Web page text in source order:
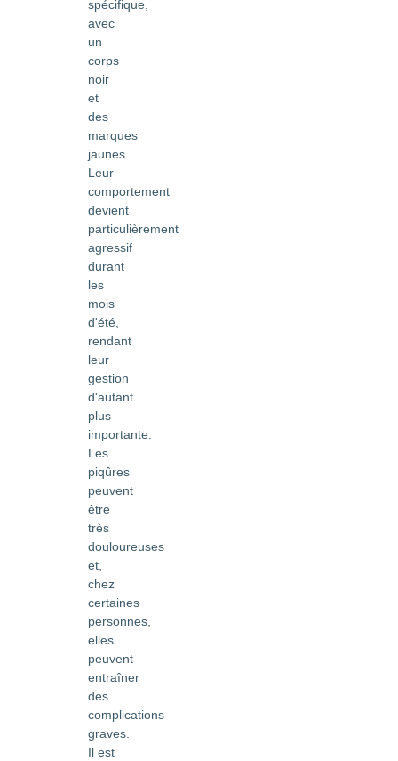
spécifique,
avec
un
corps
noir
et
des
marques
jaunes.
Leur
comportement
devient
particulièrement
agressif
durant
les
mois
d'été,
rendant
leur
gestion
d'autant
plus
importante.
Les
piqûres
peuvent
être
très
douloureuses
et,
chez
certaines
personnes,
elles
peuvent
entraîner
des
complications
graves.
Il est